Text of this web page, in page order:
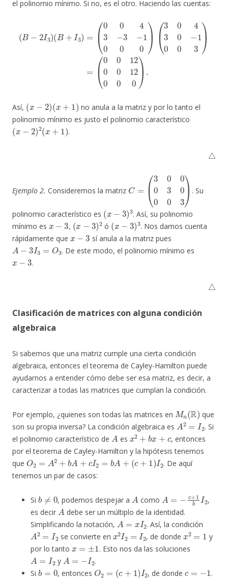
el polinomio mínimo. Si no, es el otro. Haciendo las cuentas:
3− 1 )( 3 30 10 3) =
120 12 )
Así,
(x x +
no anula a la matriz y por lo tanto el
polinomio mínimo es justo el polinomio característico
(x−2)2(x+1)
.
Ejemplo 2. Consideremos la matriz
C= 0 00 0 03 )
. Su
polinomio característico es
(x 3
. Así, su polinomio
mínimo es
x−3
,
(x−3)2
ó
(x −3)3
. Nos damos cuenta
rápidamente que
x−
sí anula a la matriz pues
A−3I3=O3
. De este modo, el polinomio mínimo es
x−
.
△
Clasificación de matrices con alguna condición
algebraica
Si sabemos que una matriz cumple una cierta condición
algebraica, entonces el teorema de Cayley-Hamilton puede
ayudarnos a entender cómo debe ser esa matriz, es decir, a
caracterizar a todas las matrices que cumplan la condición.
Por ejemplo, ¿quienes son todas las matrices en
Mn (R )
que
son su propia inversa? La condición algebraica es
A2=I2
. Si
el polinomio característico de
A
es
x2+bx+c
, entonces
por el teorema de Cayley-Hamilton y la hipótesis tenemos
que
O2=A2+bA+cI2=bA+(c+1) I2
. De aquí
tenemos un par de casos:
Si
b 0
, podemos despejar a
A
como
A 1bI 2
,
es decir
A
debe ser un múltiplo de la identidad.
Simplificando la notación,
A=xI 2
. Así, la condición
A2=I2
se convierte en
x2I2 =I2
, de donde
x2=1
y
por lo tanto
x=±1
. Esto nos da las soluciones
A= 2
y
A=−
.
Si
b =0
, entonces
O c+ 2
, de donde
.